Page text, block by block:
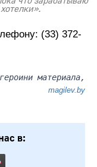
(33) 372-
материала,
magilev.by
в: